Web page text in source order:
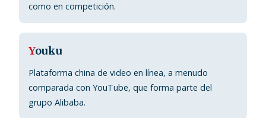
como en competición.
Youku
Plataforma china de video en línea, a menudo
comparada con YouTube, que forma parte del
grupo Alibaba.